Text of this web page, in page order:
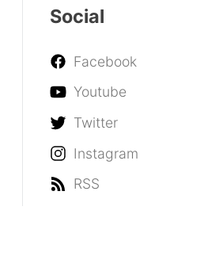
Social
Facebook
Youtube
Twitter
Instagram
RSS